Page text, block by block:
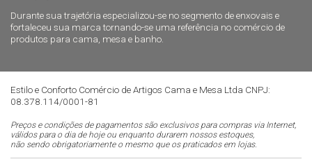
Durante sua trajetória especializou-se no segmento de enxovais e
fortaleceu sua marca tornando-se uma referência no comércio de
produtos para cama, mesa e banho.
Estilo e Conforto Comércio de Artigos Cama e Mesa Ltda CNPJ:
08.378.114/0001-81
Preços e condições de pagamentos são exclusivos para compras via Internet,
válidos para o dia de hoje ou enquanto durarem nossos estoques,
não sendo obrigatoriamente o mesmo que os praticados em lojas.